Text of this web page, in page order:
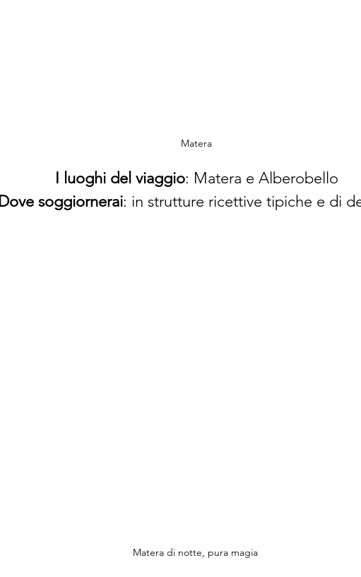
Matera
I luoghi del viaggio: Matera e Alberobello
Dove soggiornerai: in strutture ricettive tipiche e di
Matera di notte, pura magia